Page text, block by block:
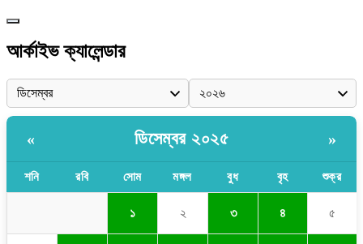
আর্কাইভ ক্যালেন্ডার
« ডিসেম্বর ২০২৫ »
শনি রবি সোম মঙ্গল বুধ বৃহ শুক্র
১ ২ ৩ ৪ ৫